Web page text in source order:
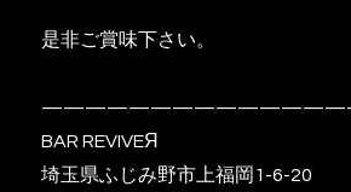
是非ご賞味下さい。
BAR REVIVEЯ
埼玉県ふじみ野市上福岡1-6-20